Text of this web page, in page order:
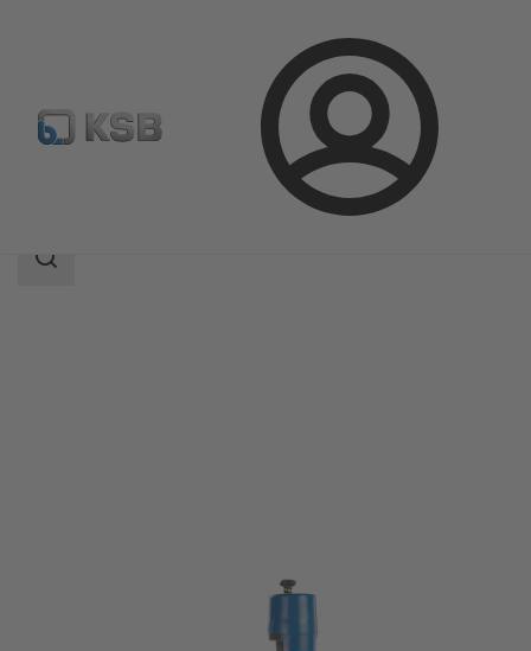
Login
BOA-CVE H
Sökomfattning